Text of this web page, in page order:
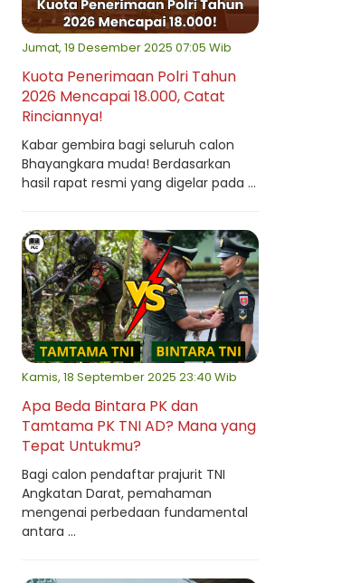
Jumat, 19 Desember 2025 07:05 Wib
Kuota Penerimaan Polri Tahun
2026 Mencapai 18.000, Catat
Rinciannya!
Kabar gembira bagi seluruh calon
Bhayangkara muda! Berdasarkan
hasil rapat resmi yang digelar pada ...
Kamis, 18 September 2025 23:40 Wib
Apa Beda Bintara PK dan
Tamtama PK TNI AD? Mana yang
Tepat Untukmu?
Bagi calon pendaftar prajurit TNI
Angkatan Darat, pemahaman
mengenai perbedaan fundamental
antara ...